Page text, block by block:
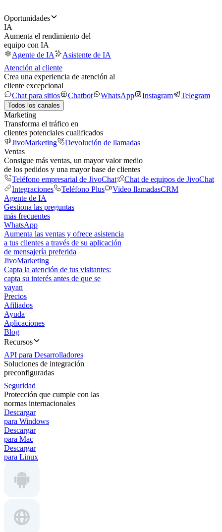
Oportunidades
IA
Aumenta el rendimiento del
equipo con IA
Agente de IA
Asistente de IA
Atención al cliente
Crea una experiencia de atención al
cliente excepcional
Chat para sitios
Chatbot WhatsApp Instagram Telegram
Todos los canales
Marketing
Transforma el tráfico en
clientes potenciales cualificados
JivoMarketing
Devolución de llamadas
Ventas
Consigue más ventas, un mayor valor medio
de los pedidos y una mayor base de clientes
Teléfono empresarial de JivoChat
Chat de equipos de JivoChat
Integraciones
Teléfono Plus Video llamadasCRM
Agente de IA
Gestiona las preguntas
más frecuentes
WhatsApp
Aumenta las ventas y ofrece asistencia
a tus clientes a través de su aplicación
de mensajería preferida
JivoMarketing
Capta la atención de tus visitantes:
capta su interés antes de que se
vayan
Precios
Afiliados
Ayuda
Aplicaciones
Blog
Recursos
API para Desarrolladores
Soluciones de integración
preconfiguradas
Seguridad
Protección que cumple con las
normas internacionales
Descargar
para Windows
Descargar
para Mac
Descargar
para Linux